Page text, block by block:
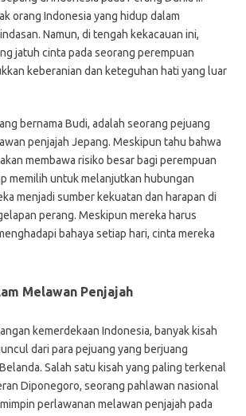
orang Indonesia yang hidup dalam
Namun, di tengah kekacauan ini,
jatuh cinta pada seorang perempuan
keberanian dan keteguhan hati yang luar
bernama Budi, adalah seorang pejuang
penjajah Jepang. Meskipun tahu bahwa
membawa risiko besar bagi perempuan
memilih untuk melanjutkan hubungan
menjadi sumber kekuatan dan harapan di
perang. Meskipun mereka harus
bahaya setiap hari, cinta mereka
Melawan Penjajah
kemerdekaan Indonesia, banyak kisah
dari para pejuang yang berjuang
Salah satu kisah yang paling terkenal
Diponegoro, seorang pahlawan nasional
perlawanan melawan penjajah pada